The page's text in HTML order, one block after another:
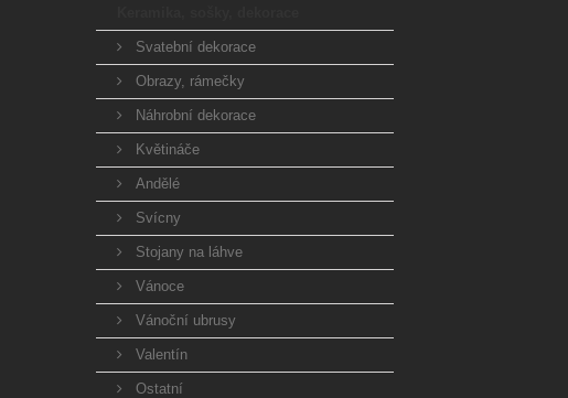
Svatební dekorace
Obrazy, rámečky
Náhrobní dekorace
Květináče
Andělé
Svícny
Stojany na láhve
Vánoce
Vánoční ubrusy
Valentín
Ostatní